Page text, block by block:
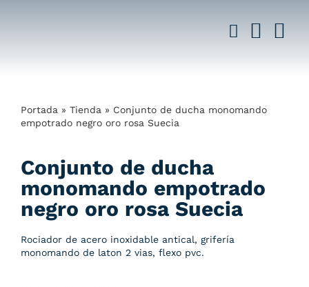
Portada » Tienda » Conjunto de ducha monomando
empotrado negro oro rosa Suecia
Conjunto de ducha
monomando empotrado
negro oro rosa Suecia
Rociador de acero inoxidable antical, grifería
monomando de laton 2 vias, flexo pvc.